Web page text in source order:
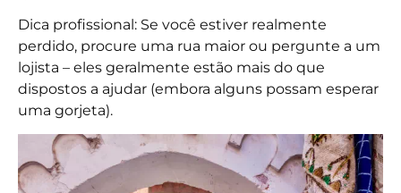
Dica profissional: Se você estiver realmente
perdido, procure uma rua maior ou pergunte a um
lojista – eles geralmente estão mais do que
dispostos a ajudar (embora alguns possam esperar
uma gorjeta).